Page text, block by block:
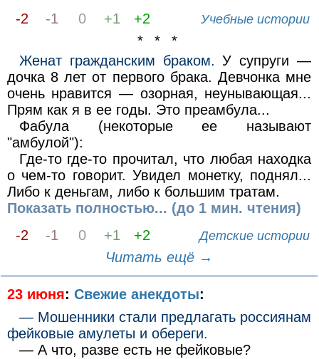
-2
-1 0 +1 +2 Учебные истории
* * *
Женат гражданским браком. У супруги —
дочка 8 лет от первого брака. Девчонка мне
очень нравится — озорная, неунывающая...
Прям как я в ее годы. Это преамбула...
Фабула (некоторые ее называют
"амбулой"):
Где-то где-то прочитал, что любая находка
о чем-то говорит. Увидел монетку, поднял...
Либо к деньгам, либо к большим тратам.
Показать полностью... (до 1 мин. чтения)
-2
-1 0 +1 +2 Детские истории
Читать ещё →
23 июня: Свежие анекдоты:
— Мошенники стали предлагать россиянам
фейковые амулеты и обереги.
— А что, разве есть не фейковые?